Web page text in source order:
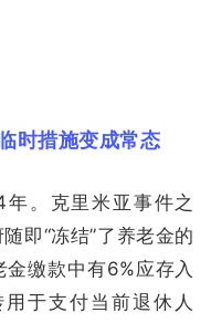
时措施变成常态
。克里米亚事件之
即“冻结”了养老金的
缴款中有6%应存入
于支付当前退休人